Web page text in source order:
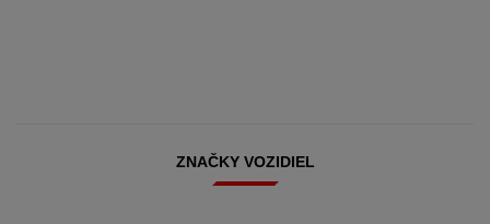
ZNAČKY VOZIDIEL